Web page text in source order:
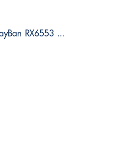
กรอบแว่น RayBan RX6553 2993 Size 55